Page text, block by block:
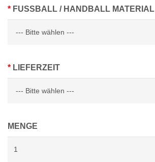
FUSSBALL / HANDBALL MATERIAL
LIEFERZEIT
MENGE